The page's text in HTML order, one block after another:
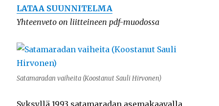
LATAA SUUNNITELMA
Yhteenveto on liitteineen pdf-muodossa
Satamaradan vaiheita (Koostanut Sauli Hirvonen)